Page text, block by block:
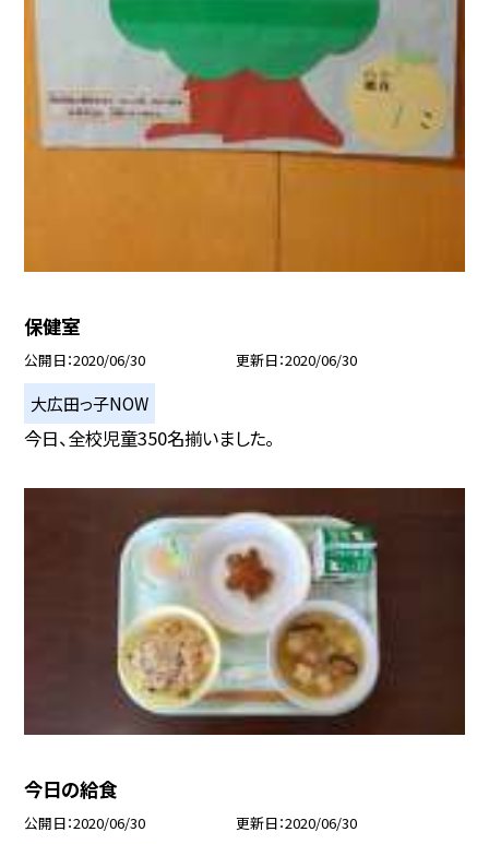
保健室
公開日 2020/06/30 更新日 2020/06/30
大広田っ子NOW
今日、全校児童350名揃いました。
今日の給食
公開日 2020/06/30 更新日 2020/06/30